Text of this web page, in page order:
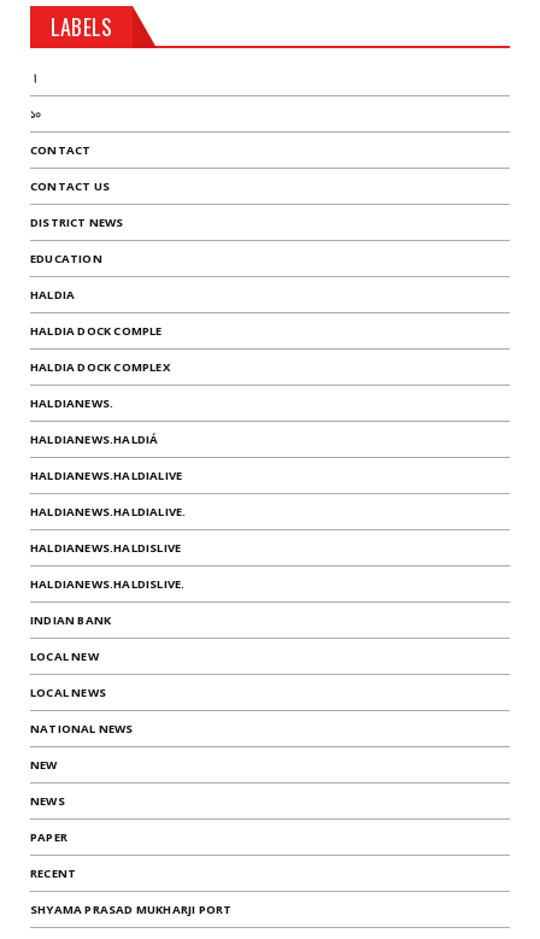
LABELS
।
১০
CONTACT
CONTACT US
DISTRICT NEWS
EDUCATION
HALDIA
HALDIA DOCK COMPLE
HALDIA DOCK COMPLEX
HALDIANEWS.
HALDIANEWS.HALDIÁ
HALDIANEWS.HALDIALIVE
HALDIANEWS.HALDIALIVE.
HALDIANEWS.HALDISLIVE
HALDIANEWS.HALDISLIVE.
INDIAN BANK
LOCAL NEW
LOCAL NEWS
NATIONAL NEWS
NEW
NEWS
PAPER
RECENT
SHYAMA PRASAD MUKHARJI PORT